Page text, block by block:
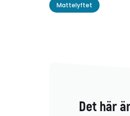
Mattelyftet
Det här